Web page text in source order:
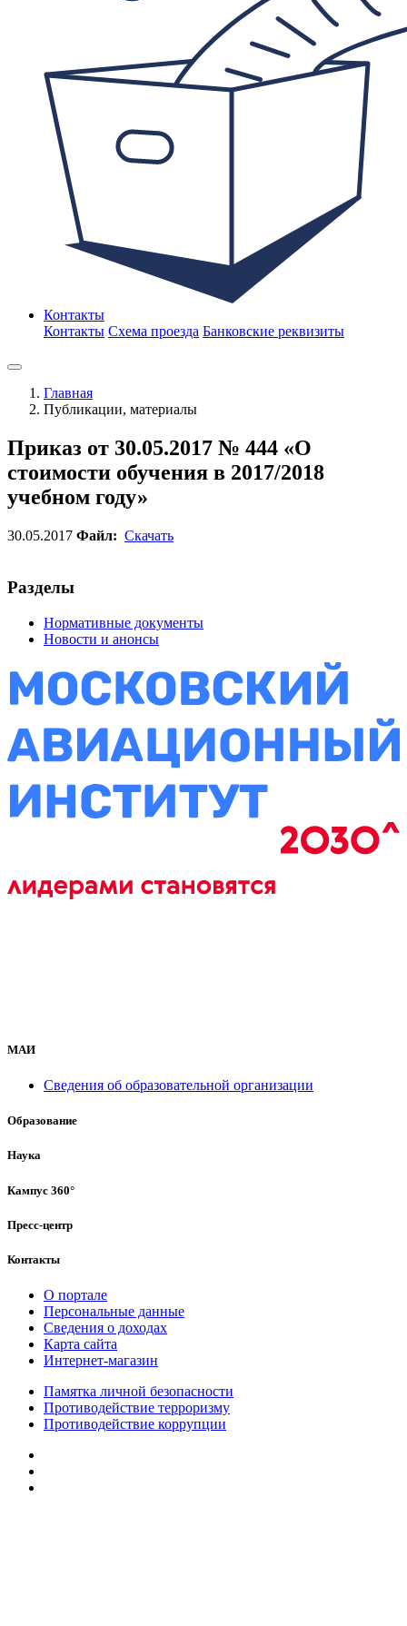
Контакты
Контакты Схема проезда Банковские реквизиты
Главная
Публикации, материалы
Приказ от 30.05.2017 № 444 «О
стоимости обучения в 2017/2018
учебном году»
30.05.2017 Файл: Скачать
Разделы
Нормативные документы
Новости и анонсы
МАИ
Сведения об образовательной организации
Образование
Наука
Кампус 360°
Пресс-центр
Контакты
О портале
Персональные данные
Сведения о доходах
Карта сайта
Интернет-магазин
Памятка личной безопасности
Противодействие терроризму
Противодействие коррупции